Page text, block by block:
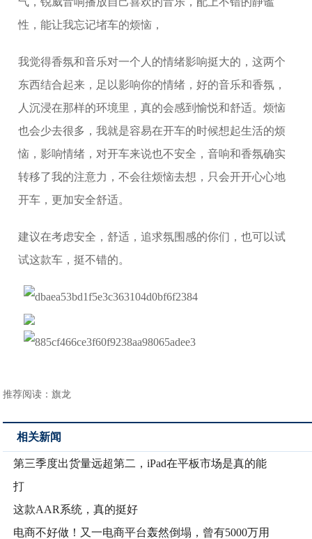
性，能让我忘记堵车的烦恼，
我觉得香氛和音乐对一个人的情绪影响挺大的，这两个
东西结合起来，足以影响你的情绪，好的音乐和香氛，
人沉浸在那样的环境里，真的会感到愉悦和舒适。烦恼
也会少去很多，我就是容易在开车的时候想起生活的烦
恼，影响情绪，对开车来说也不安全，音响和香氛确实
转移了我的注意力，不会往烦恼去想，只会开开心心地
开车，更加安全舒适。
建议在考虑安全，舒适，追求氛围感的你们，也可以试
试这款车，挺不错的。
推荐阅读：旗龙
相关新闻
第三季度出货量远超第二，iPad在平板市场是真的能
打
这款AAR系统，真的挺好
电商不好做！又一电商平台轰然倒塌，曾有5000万用